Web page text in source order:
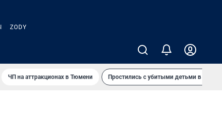
ZODY
ЧП на аттракционах в Тюмени Простились с убитыми детьми в